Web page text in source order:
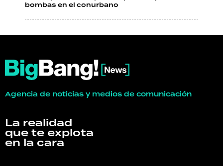
bombas en el conurbano
Agencia de noticias y medios de comunicación
La realidad
que te explota
en la cara